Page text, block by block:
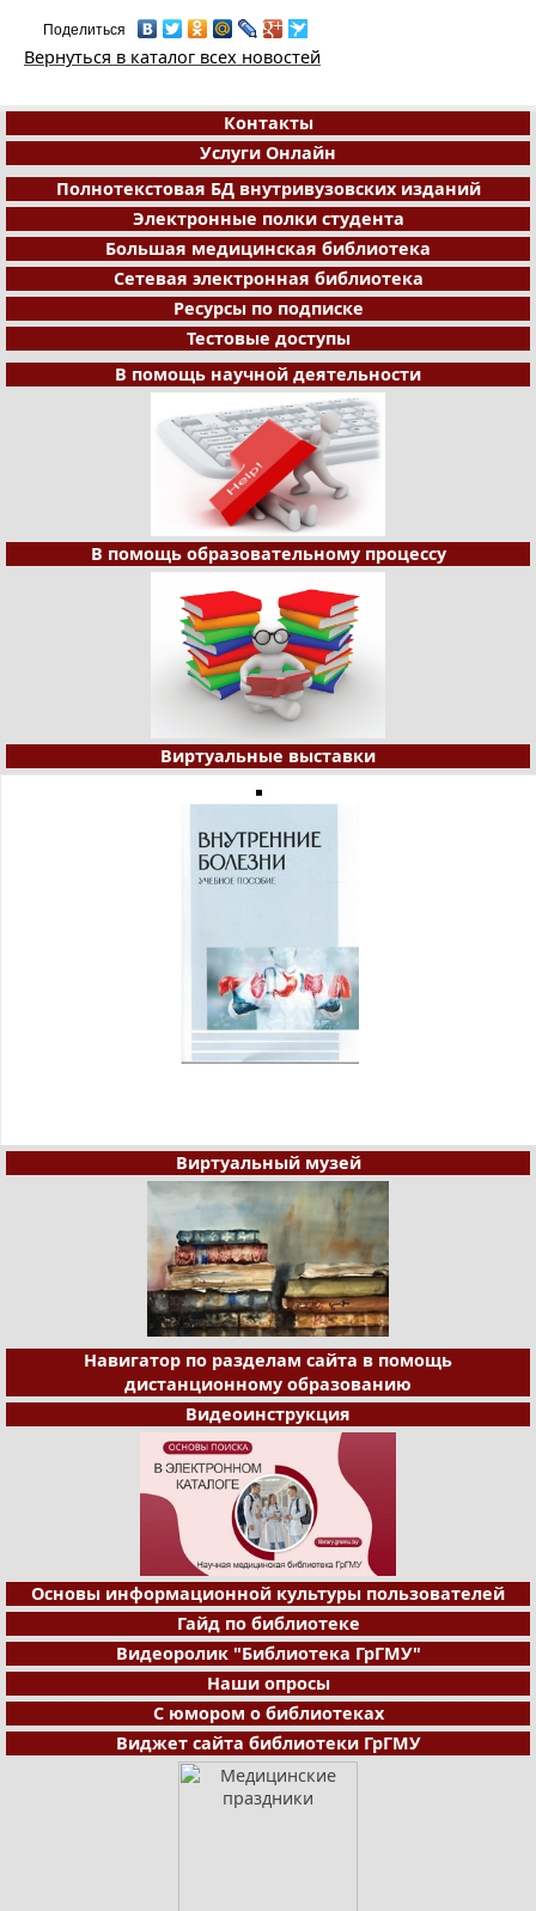
Поделиться
Вернуться в каталог всех новостей
Контакты
Услуги Онлайн
Полнотекстовая БД внутривузовских изданий
Электронные полки студента
Большая медицинская библиотека
Сетевая электронная библиотека
Ресурсы по подписке
Тестовые доступы
В помощь научной деятельности
В помощь образовательному процессу
Виртуальные выставки
Виртуальный музей
Навигатор по разделам сайта в помощь
дистанционному образованию
Видеоинструкция
Основы информационной культуры пользователей
Гайд по библиотеке
Видеоролик "Библиотека ГрГМУ"
Наши опросы
С юмором о библиотеках
Виджет сайта библиотеки ГрГМУ